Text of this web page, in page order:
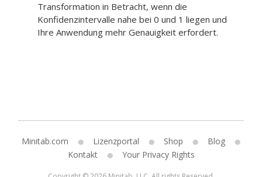
Transformation in Betracht, wenn die
Konfidenzintervalle nahe bei 0 und 1 liegen und
Ihre Anwendung mehr Genauigkeit erfordert.
Minitab.com Lizenzportal Shop
Blog
Kontakt
Your Privacy Rights